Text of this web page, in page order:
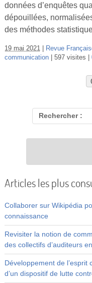
données d’enquêtes
dépouillées,
des méthodes
19 mai 2021
Revue
communication
597 visites
Rechercher :
Articles les plus
Collaborer sur Wikipédia
connaissance
Revisiter la notion de
des collectifs d’auditeurs
Développement de
d’un dispositif de lutte